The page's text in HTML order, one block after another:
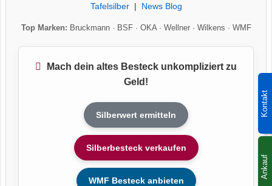
Kontakt
Ankauf
Tafelsilber| News Blog
Top Marken: Bruckmann· BSF· OKA· Wellner· Wilkens · WMF
Mach dein altes Besteck unkompliziert zu
Geld!
Silberwert ermitteln
Silberbesteck verkaufen
WMF Besteck anbieten